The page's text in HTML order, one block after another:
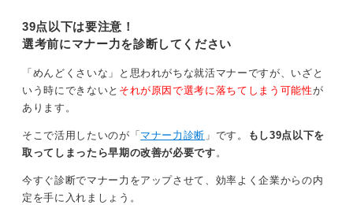
面接を実施可能かどうかについて、担当者の指示を仰ぐ
姿勢を見せます。
遅延証明書も忘れずに！ 面接時は気持ちを切り替え
よう
会場に到着したら、改めて受付で深くお詫びし、念のた
め遅延証明書を提示できるように準備しておきましょ
う。面接が始まったら、気持ちを切り替えて本題に集中
し、あなたの意欲を伝えることが挽回につなげます。
で、参考にしてください。
39点以下は要注意！
選考前にマナー力を診断してください
「めんどくさいな」と思われがちな就活マナーですが、いざと
いう時にできないと それが原因で選考に落ちてしまう可能性が
あります。
そこで活用したいのが「 マナー力診断 」です。
もし39点以下を
取ってしまったら早期の改善が必要です。
今すぐ診断でマナー力をアップさせて、効率よく企業からの内
定を手に入れましょう。